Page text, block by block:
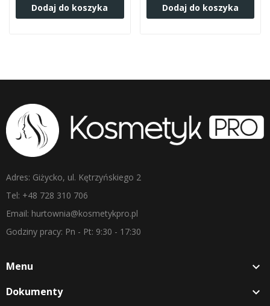
Dodaj do koszyka Dodaj do koszyka
Adres: Giżycko, ul. Kętrzyńskiego 2
Tel: +48 728 310 706
Email: hurtownia@kosmetykpro.pl
Godziny pracy: Pn - Pt: 9:30 - 17:30
Menu 
Dokumenty 